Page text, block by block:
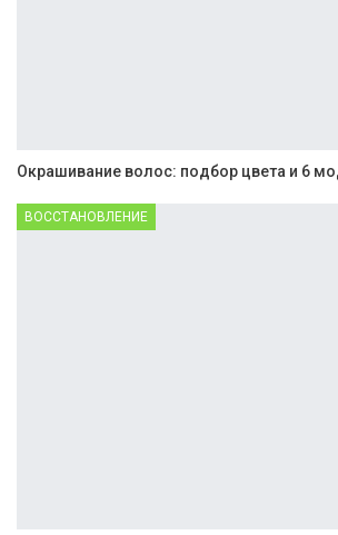
Окрашивание волос: подбор цвета и 6
ВОССТАНОВЛЕНИЕ